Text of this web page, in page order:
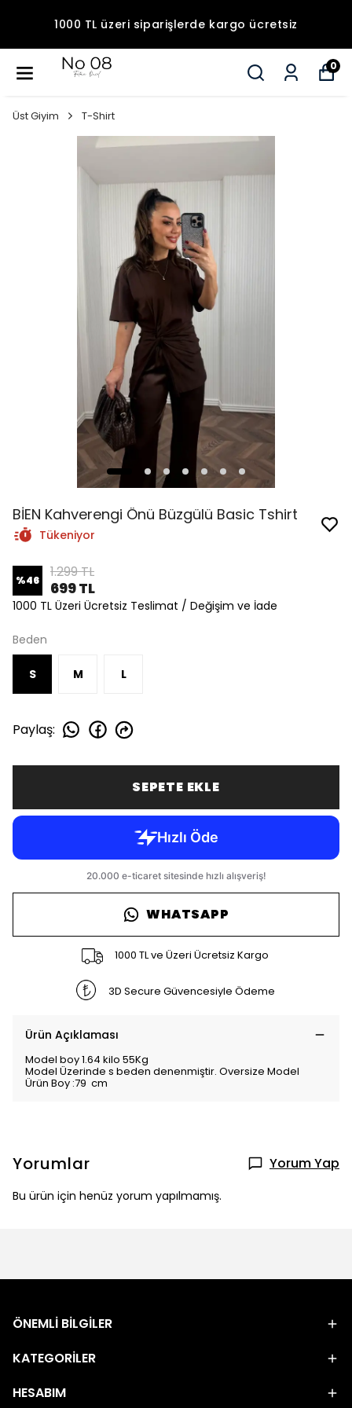
1000 TL üzeri siparişlerde kargo ücretsiz
0
Üst Giyim T-Shirt
BİEN Kahverengi Önü Büzgülü Basic Tshirt
Tükeniyor
%46 1.299 TL
699 TL
1000 TL Üzeri Ücretsiz Teslimat / Değişim ve İade
Beden
S M L
Paylaş:
SEPETE EKLE
WHATSAPP
1000 TL ve Üzeri Ücretsiz Kargo
3D Secure Güvencesiyle Ödeme
Ürün Açıklaması
Model boy 1.64 kilo 55Kg
Model Üzerinde s beden denenmiştir. Oversize Model
Ürün Boy :79 cm
Yorumlar Yorum Yap
Bu ürün için henüz yorum yapılmamış.
ÖNEMLİ BİLGİLER
KATEGORİLER
HESABIM